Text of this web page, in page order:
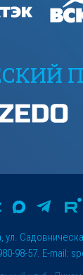
ул.
98-57. E-mail: